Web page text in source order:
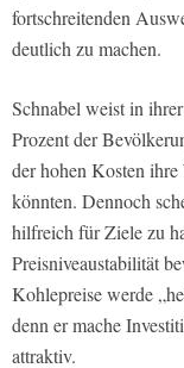
fortschreitenden
deutlich zu machen.
Schnabel weist in
Prozent der
der hohen Kosten
könnten. Dennoch
hilfreich für Ziele zu
Preisniveaustabilität
Kohlepreise werde
denn er mache
attraktiv.